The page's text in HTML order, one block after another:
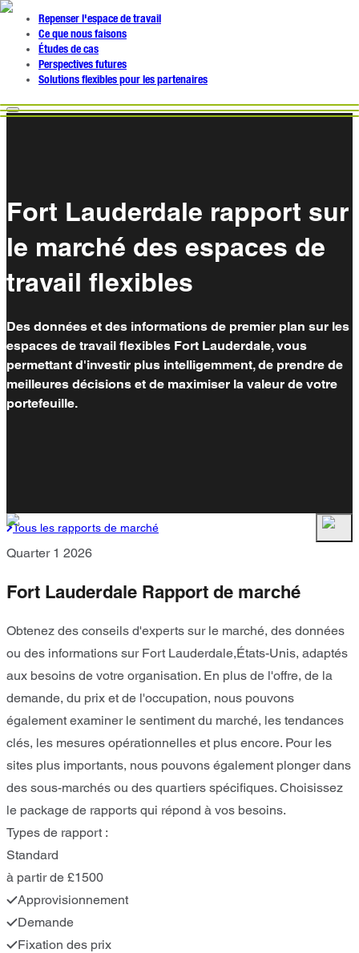
Repenser l'espace de travail
Ce que nous faisons
Études de cas
Perspectives futures
Solutions flexibles pour les partenaires
Fort Lauderdale rapport sur
le marché des espaces de
travail flexibles
Des données et des informations de premier plan sur les
espaces de travail flexibles Fort Lauderdale, vous
permettant d'investir plus intelligemment, de prendre de
meilleures décisions et de maximiser la valeur de votre
portefeuille.
Tous les rapports de marché
Quarter 1 2026
Fort Lauderdale Rapport de marché
Obtenez des conseils d'experts sur le marché, des données
ou des informations sur Fort Lauderdale,États-Unis, adaptés
aux besoins de votre organisation. En plus de l'offre, de la
demande, du prix et de l'occupation, nous pouvons
également examiner le sentiment du marché, les tendances
clés, les mesures opérationnelles et plus encore. Pour les
sites plus importants, nous pouvons également plonger dans
des sous-marchés ou des quartiers spécifiques. Choisissez
le package de rapports qui répond à vos besoins.
Types de rapport :
Standard
à partir de £1500
Approvisionnement
Demande
Fixation des prix